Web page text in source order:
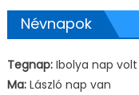
Névnapok
Tegnap: Ibolya nap volt
Ma: László nap van